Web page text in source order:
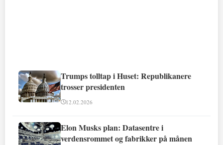
Trumps tolltap i Huset: Republikanere
trosser presidenten
12.02.2026
Elon Musks plan: Datasentre i
verdensrommet og fabrikker på månen